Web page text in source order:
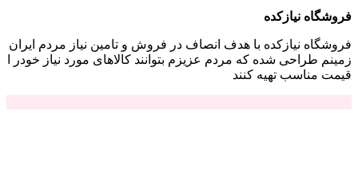
فروشگاه نیازکده
فروشگاه نیازکده با هدف انصاف در فروش و تامین نیاز مردم ایران
زمینم طراحی شده که مردم عزیزم بتوانند کالاهای مورد نیاز خودر ا
قیمت مناسب تهیه کنند